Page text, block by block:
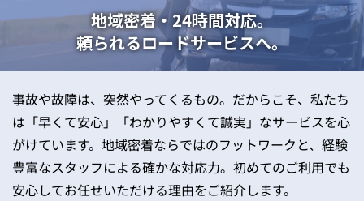
地域密着・24時間対応。
頼られるロードサービスへ。
事故や故障は、突然やってくるもの。だからこそ、私たち
は「早くて安心」「わかりやすくて誠実」なサービスを心
がけています。地域密着ならではのフットワークと、経験
豊富なスタッフによる確かな対応力。初めてのご利用でも
安心してお任せいただける理由をご紹介します。